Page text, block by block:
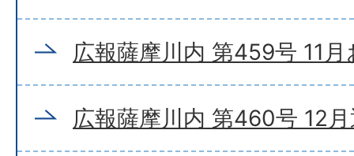
広報薩摩川内 第459号 11
広報薩摩川内 第460号 12